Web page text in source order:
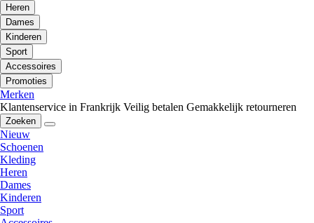
Heren
Dames
Kinderen
Sport
Accessoires
Promoties
Merken
Klantenservice in Frankrijk Veilig betalen Gemakkelijk retourneren
Zoeken
Nieuw
Schoenen
Kleding
Heren
Dames
Kinderen
Sport